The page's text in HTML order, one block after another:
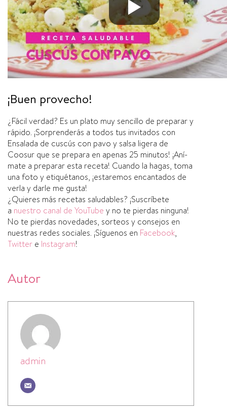
¡Buen provecho!
¿Fácil verdad? Es un plato muy sencillo de preparar y
rápido. ¡Sorprenderás a todos tus invitados con
Ensalada de cuscús con pavo y salsa ligera de
Coosur que se prepara en apenas 25 minutos! ¡Aní­
mate a preparar esta receta! Cuando la hagas, toma
una foto y etiquétanos, ¡estaremos encantados de
verla y darle me gusta!
¿Quieres más recetas saludables? ¡Suscrí­bete
a nuestro canal de YouTube y no te pierdas ninguna!
No te pierdas novedades, sorteos y consejos en
nuestras redes sociales. ¡Sí­guenos en Facebook,
Twitter e Instagram!
Autor
admin